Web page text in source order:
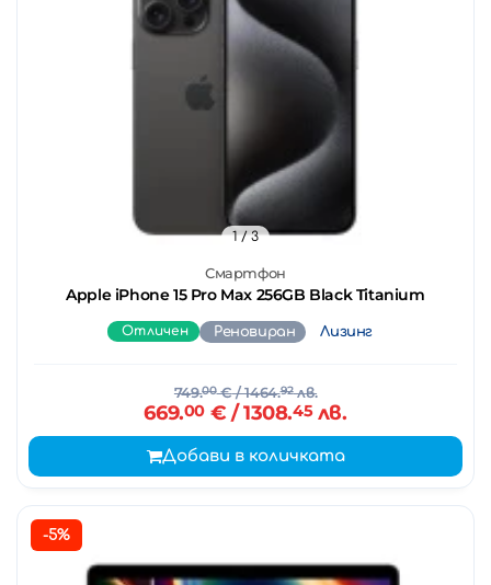
Смартфон
Apple iPhone 15 Pro Max 256GB Black Titanium
1/ 3
Отличен Реновиран Лизинг
749.00€/ 1464.92лв.
669.00€ / 1308.45лв.
Добави в количката
-5%